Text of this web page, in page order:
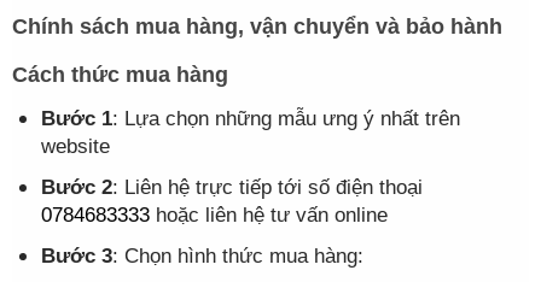
Chính sách mua hàng, vận chuyển và bảo hành
Cách thức mua hàng
Bước 1: Lựa chọn những mẫu ưng ý nhất trên
website
Bước 2: Liên hệ trực tiếp tới số điện thoại
0784683333hoặc liên hệ tư vấn online
Bước 3: Chọn hình thức mua hàng: